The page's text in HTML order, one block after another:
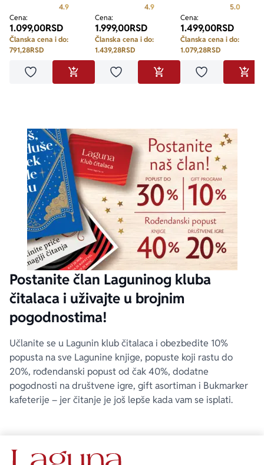
4.9Prosecna ocena je 4.9 od 5
Cena:
1.099,00RSD
Članska cena i do:
791,28RSD
Dodaj u omiljeneDODAJ U KORPU
4.9Prosecna ocena je 4.9 od 5
Cena:
1.999,00RSD
Članska cena i do:
1.439,28RSD
Dodaj u omiljeneDODAJ U KORPU
5.0
Cena:
1.499,00RSD
Članska cena i do:
1.079,28RSD
Dodaj u
Postanite član Laguninog kluba
čitalaca i uživajte u brojnim
pogodnostima!
Učlanite se u Lagunin klub čitalaca i obezbedite 10%
popusta na sve Lagunine knjige, popuste koji rastu do
20%, rođendanski popust od čak 40%, dodatne
pogodnosti na društvene igre, gift asortiman i Bukmarker
kafeterije – jer čitanje je još lepše kada vam se isplati.